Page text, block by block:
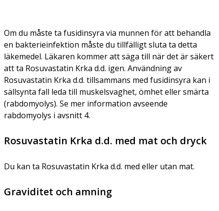
Om du måste ta fusidinsyra via munnen för att behandla
en bakterieinfektion måste du tillfälligt sluta ta detta
läkemedel. Läkaren kommer att säga till när det är säkert
att ta Rosuvastatin Krka d.d. igen. Användning av
Rosuvastatin Krka d.d. tillsammans med fusidinsyra kan i
sällsynta fall leda till muskelsvaghet, ömhet eller smärta
(rabdomyolys). Se mer information avseende
rabdomyolys i avsnitt 4.
Rosuvastatin Krka d.d. med mat och dryck
Du kan ta Rosuvastatin Krka d.d. med eller utan mat.
Graviditet och amning